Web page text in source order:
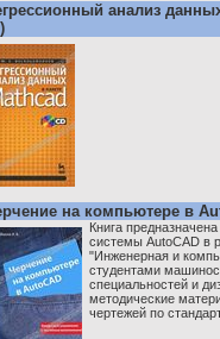
анализ
на компьютере в
Книга
системы AutoCAD в
"Инженерная и
студентами
специальностей и
методические
чертежей по